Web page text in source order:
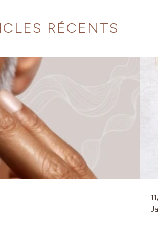
RÉCENTS